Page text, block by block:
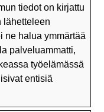
tiedot on kirjattu
lähetteleen
ne halua ymmärtää
palveluammatti,
työelämässä
entisiä